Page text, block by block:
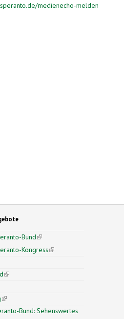
medienecho-melden
Bund(link is external)
Kongress(link is external)
external)
(link is external)
external)
(link is external)
Bund: Sehenswertes